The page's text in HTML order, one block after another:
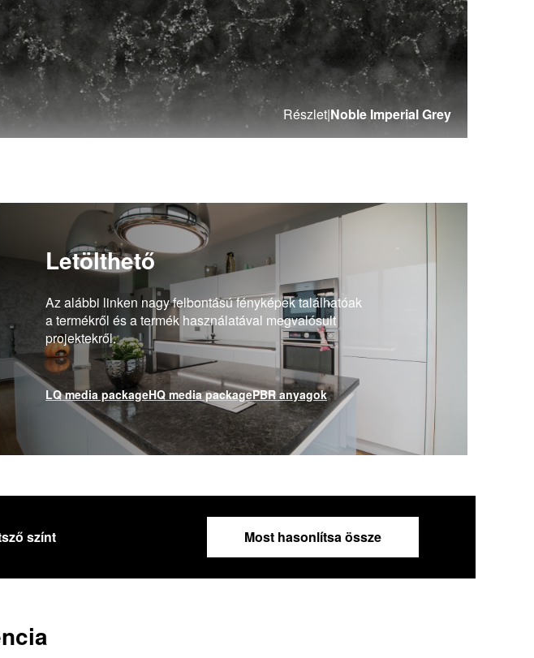
Részlet|Noble Imperial Grey
Letölthető
Az alábbi linken nagy felbontású fényképek találhatóak
a termékről és a termék használatával megvalósult
projektekről.
LQ media packageHQ media packagePBR anyagok
színt Most hasonlítsa össze